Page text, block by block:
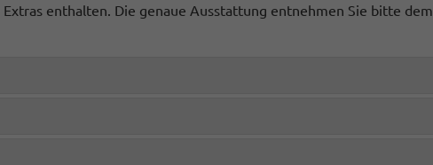
enthalten. Die genaue Ausstattung entnehmen Sie bitte dem